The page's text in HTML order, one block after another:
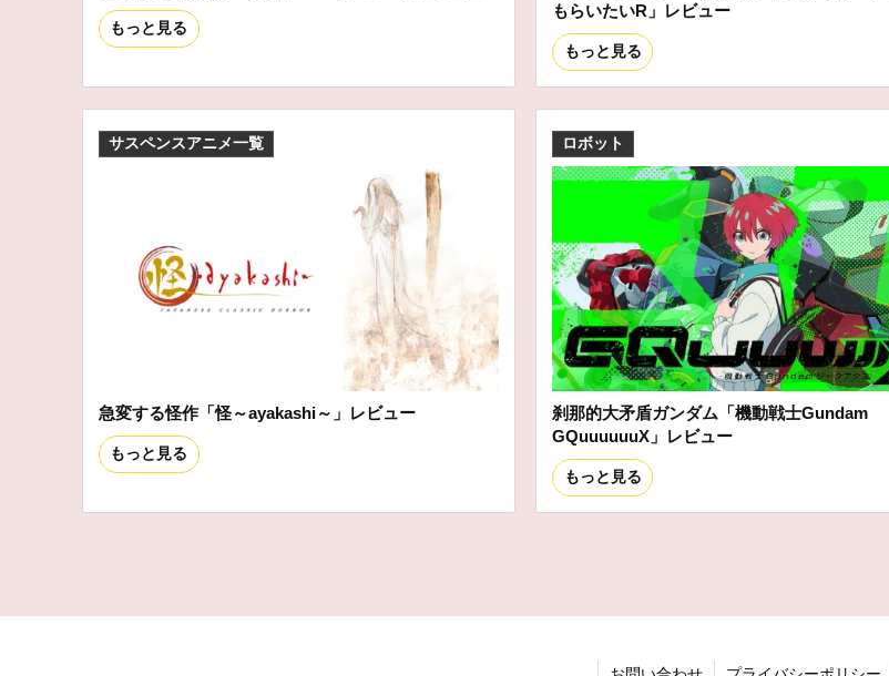
もっと見る
もらいたいR」レビュー
もっと見る
サスペンスアニメ一覧
急変する怪作「怪～ayakashi～」レビュー
もっと見る
ロボット
刹那的大矛盾ガンダム「機動戦士Gundam
GQuuuuuuX」レビュー
もっと見る